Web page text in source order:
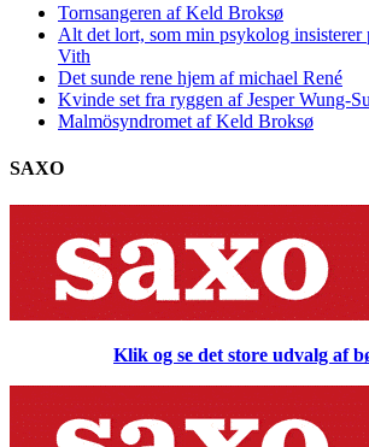
Tornsangeren af Keld Broksø
Alt det lort, som min psykolog
Vith
Det sunde rene hjem af michael René
Kvinde set fra ryggen af Jesper Wung-
Malmösyndromet af Keld Broksø
SAXO
Klik og se det store udvalg af